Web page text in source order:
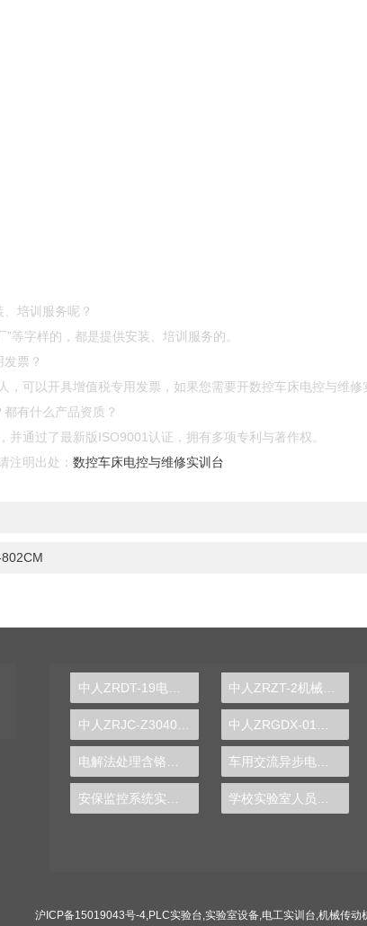
培训服务呢？
等字样的，都是提供安装、培训服务的。
票？
可以开具增值税专用发票，如果您需要开数控车床电控与维修
有什么产品资质？
通过了最新版ISO9001认证，拥有多项专利与著作权。
注明出处：数控车床电控与维修实训台
中人ZRDT-19电梯电动机电气控制实训台
沪ICP备15019043号-4,PLC实验台,实验室设备,电工实训台,机械传动